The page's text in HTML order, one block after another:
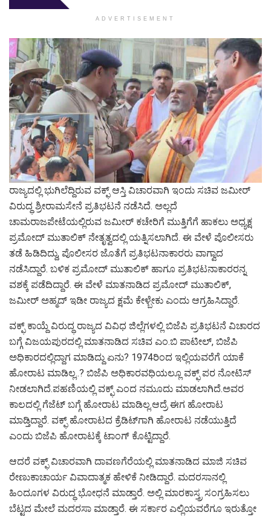
ADVERTISEMENT
ರಾಜ್ಯದಲ್ಲಿ ಭುಗಿಲೆದ್ದಿರುವ ವಕ್ಫ್​ ಆಸ್ತಿ ವಿಚಾರವಾಗಿ ಇಂದು ಸಚಿವ ಜಮೀರ್
ವಿರುದ್ಧ ಶ್ರೀರಾಮಸೇನೆ ಪ್ರತಿಭಟನೆ ನಡೆಸಿದೆ. ಅಲ್ಲದೆ
ಚಾಮರಾಜಪೇಟೆಯಲ್ಲಿರುವ ಜಮೀರ್ ಕಚೇರಿಗೆ ಮುತ್ತಿಗೆಗೆ ಹಾಕಲು ಅಧ್ಯಕ್ಷ
ಪ್ರಮೋದ್ ಮುತಾಲಿಕ್ ನೇತೃತ್ವದಲ್ಲಿ ಯತ್ನಿಸಲಾಗಿದೆ. ಈ ವೇಳೆ ಪೊಲೀಸರು
ತಡೆ ಹಿಡಿದಿದ್ದು, ಪೊಲೀಸರ ಜೊತೆಗೆ ಪ್ರತಿಭಟನಾಕಾರರು ವಾಗ್ವಾದ
ನಡೆಸಿದ್ದಾರೆ. ಬಳಿಕ ಪ್ರಮೋದ್ ಮುತಾಲಿಕ್ ಹಾಗೂ ಪ್ರತಿಭಟನಾಕಾರರನ್ನ
ವಶಕ್ಕೆ ಪಡೆದಿದ್ದಾರೆ. ಈ ವೇಳೆ ಮಾತನಾಡಿದ ಪ್ರಮೋದ್ ಮುತಾಲಿಕ್,
ಜಮೀರ್ ಅಹ್ಮದ್ ಇಡೀ ರಾಜ್ಯದ ಕ್ಷಮೆ ಕೇಳ್ಬೇಕು ಎಂದು ಆಗ್ರಹಿಸಿದ್ದಾರೆ.
ವಕ್ಫ್​ ಕಾಯ್ದೆ ವಿರುದ್ಧ ರಾಜ್ಯದ ವಿವಿಧ ಜಿಲ್ಲೆಗಳಲ್ಲಿ ಬಿಜೆಪಿ ಪ್ರತಿಭಟನೆ ವಿಚಾರದ
ಬಗ್ಗೆ ವಿಜಯಪುರದಲ್ಲಿ ಮಾತನಾಡಿದ ಸಚಿವ ಎಂ.ಬಿ ಪಾಟೀಲ್, ಬಿಜೆಪಿ
ಅಧಿಕಾರದಲ್ಲಿದ್ದಾಗ ಮಾಡಿದ್ದು ಏನು? 1974ರಿಂದ ಇಲ್ಲಿಯವರೆಗೆ ಯಾಕೆ
ಹೋರಾಟ ಮಾಡಿಲ್ಲ..? ಬಿಜೆಪಿ ಅಧಿಕಾರವಧಿಯಲ್ಲೂ ವಕ್ಫ್ ಪರ ನೋಟಿಸ್
ನೀಡಲಾಗಿದೆ.ಪಹಣಿಯಲ್ಲಿ ವಕ್ಫ್ ಎಂದ ನಮೂದು ಮಾಡಲಾಗಿದೆ.ಅವರ
ಕಾಲದಲ್ಲಿ ಗೆಜೆಟ್ ಬಗ್ಗೆ ಹೋರಾಟ ಮಾಡಿಲ್ಲ.ಆದ್ರೆ ಈಗ ಹೋರಾಟ
ಮಾಡ್ತಿದ್ದಾರೆ. ವಕ್ಫ್​ ಹೋರಾಟದ ಕ್ರೆಡಿಟ್​​ಗಾಗಿ ಹೋರಾಟ ನಡೆಯುತ್ತಿದೆ
ಎಂದು ಬಿಜೆಪಿ ಹೋರಾಟಕ್ಕೆ ಟಾಂಗ್ ಕೊಟ್ಟಿದ್ದಾರೆ.
ಆದರೆ ವಕ್ಫ್ ವಿಚಾರವಾಗಿ ದಾವಣಗೆರೆಯಲ್ಲಿ ಮಾತನಾಡಿದ ಮಾಜಿ ಸಚಿವ
ರೇಣುಕಾಚಾರ್ಯ ವಿವಾದಾತ್ಮಕ ಹೇಳಿಕೆ ನೀಡಿದ್ದಾರೆ. ಮದರಸಾನಲ್ಲಿ
ಹಿಂದೂಗಳ ವಿರುದ್ಧ ಭೋಧನೆ ಮಾಡ್ತಾರೆ. ಅಲ್ಲಿ ಮಾರಕಾಸ್ತ್ರ ಸಂಗ್ರಹಿಸಲು
ಬೆಟ್ಟದ ಮೇಲೆ ಮದರಸಾ ಮಾಡ್ತಾರೆ. ಈ ಸರ್ಕಾರ ಎಲ್ಲಿಯವರೆಗೂ ಇರುತ್ತೋ